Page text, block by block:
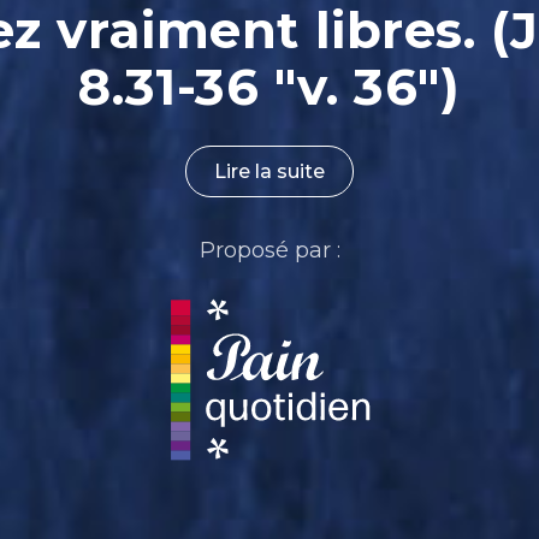
vraiment libres.
8.31-36 "v. 36")
Lire la suite
Proposé par :